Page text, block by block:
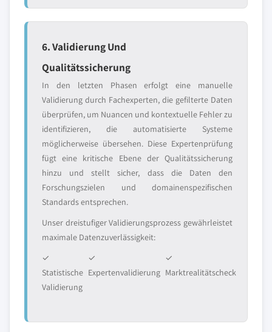
6. Validierung Und
Qualitätssicherung
In den letzten Phasen erfolgt eine manuelle
Validierung durch Fachexperten, die gefilterte Daten
überprüfen, um Nuancen und kontextuelle Fehler zu
identifizieren, die automatisierte Systeme
möglicherweise übersehen. Diese Expertenprüfung
fügt eine kritische Ebene der Qualitätssicherung
hinzu und stellt sicher, dass die Daten den
Forschungszielen und domainenspezifischen
Standards entsprechen.
Unser dreistufiger Validierungsprozess gewährleistet
maximale Datenzuverlässigkeit:
✓
Statistische
Validierung
✓
Expertenvalidierung
✓
Marktrealitätscheck